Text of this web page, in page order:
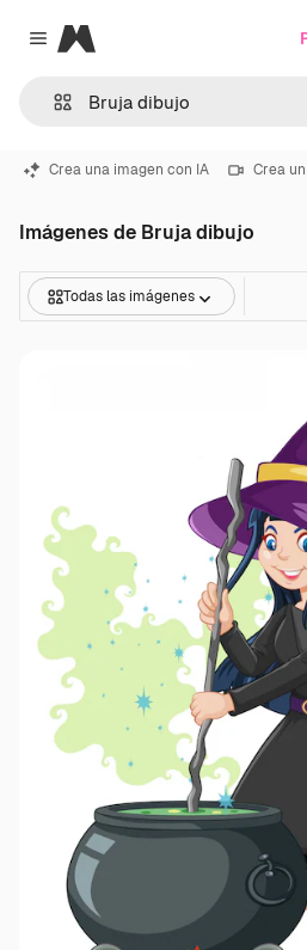
Close menu
Magnific
Crea una imagen con IA Crea
Imágenes de Bruja dibujo
Todas las imágenes